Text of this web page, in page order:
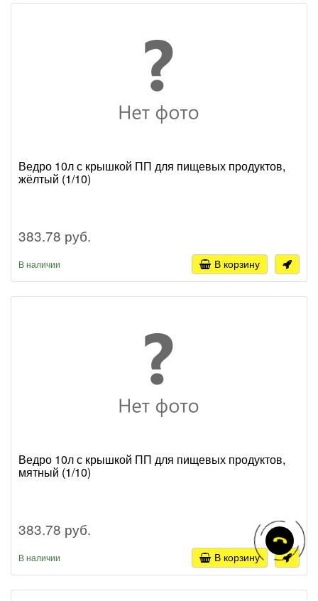
Ведро 10л с крышкой ПП для пищевых продуктов,
жёлтый (1/10)
383.78 руб.
В наличии В корзину
Ведро 10л с крышкой ПП для пищевых продуктов,
мятный (1/10)
383.78 руб.
В наличии В корзину